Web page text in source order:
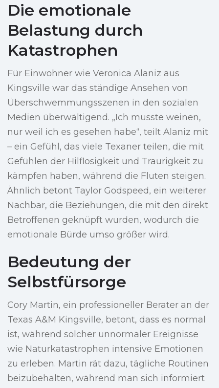
Die emotionale
Belastung durch
Katastrophen
Für Einwohner wie Veronica Alaniz aus
Kingsville war das ständige Ansehen von
Überschwemmungsszenen in den sozialen
Medien überwältigend. „Ich musste weinen,
nur weil ich es gesehen habe“, teilt Alaniz mit
– ein Gefühl, das viele Texaner teilen, die mit
Gefühlen der Hilflosigkeit und Traurigkeit zu
kämpfen haben, während die Fluten steigen.
Ähnlich betont Taylor Godspeed, ein weiterer
Nachbar, die Beziehungen, die mit den direkt
Betroffenen geknüpft wurden, wodurch die
emotionale Bürde umso größer wird.
Bedeutung der
Selbstfürsorge
Cory Martin, ein professioneller Berater an der
Texas A&M Kingsville, betont, dass es normal
ist, während solcher unnormaler Ereignisse
wie Naturkatastrophen intensive Emotionen
zu erleben. Martin rät dazu, tägliche Routinen
beizubehalten, während man sich informiert